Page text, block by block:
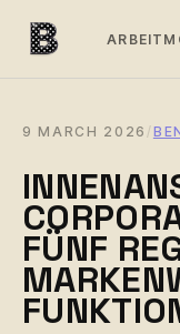
ARBEIT
9 MARCH 2026 /
FÜNF